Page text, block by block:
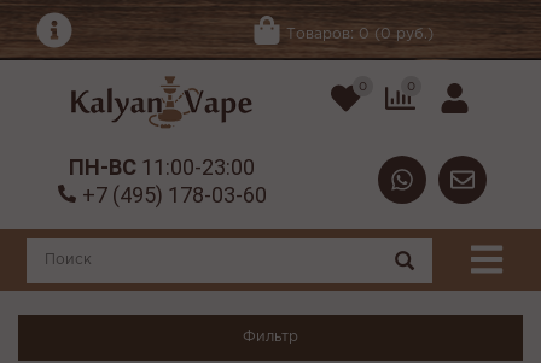
Товаров: 0 (0 руб.)
0 0
ПН-ВС 11:00-23:00
+7 (495) 178-03-60
Фильтр